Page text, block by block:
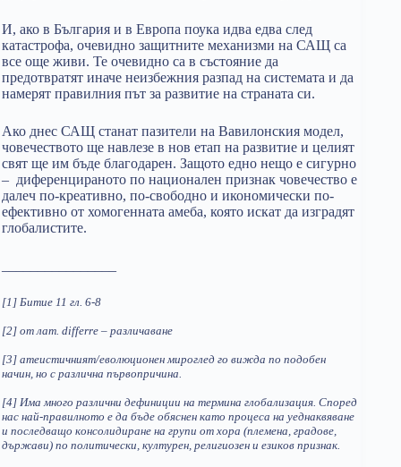
И, ако в България и в Европа поука идва едва след
катастрофа, очевидно защитните механизми на САЩ са
все още живи. Те очевидно са в състояние да
предотвратят иначе неизбежния разпад на системата и да
намерят правилния път за развитие на страната си.
Ако днес САЩ станат пазители на Вавилонския модел,
човечеството ще навлезе в нов етап на развитие и целият
свят ще им бъде благодарен. Защото едно нещо е сигурно
– диференцираното по национален признак човечество е
далеч по-креативно, по-свободно и икономически по-
ефективно от хомогенната амеба, която искат да изградят
глобалистите.
[1] Битие 11 гл. 6-8
[2] от лат. differre – различаване
[3] атеистичният/еволюционен мироглед го вижда по подобен
начин, но с различна първопричина.
[4] Има много различни дефиниции на термина глобализация. Според
нас най-правилното е да бъде обяснен като процеса на уеднаквяване
и последващо консолидиране на групи от хора (племена, градове,
държави) по политически, културен, религиозен и езиков признак.